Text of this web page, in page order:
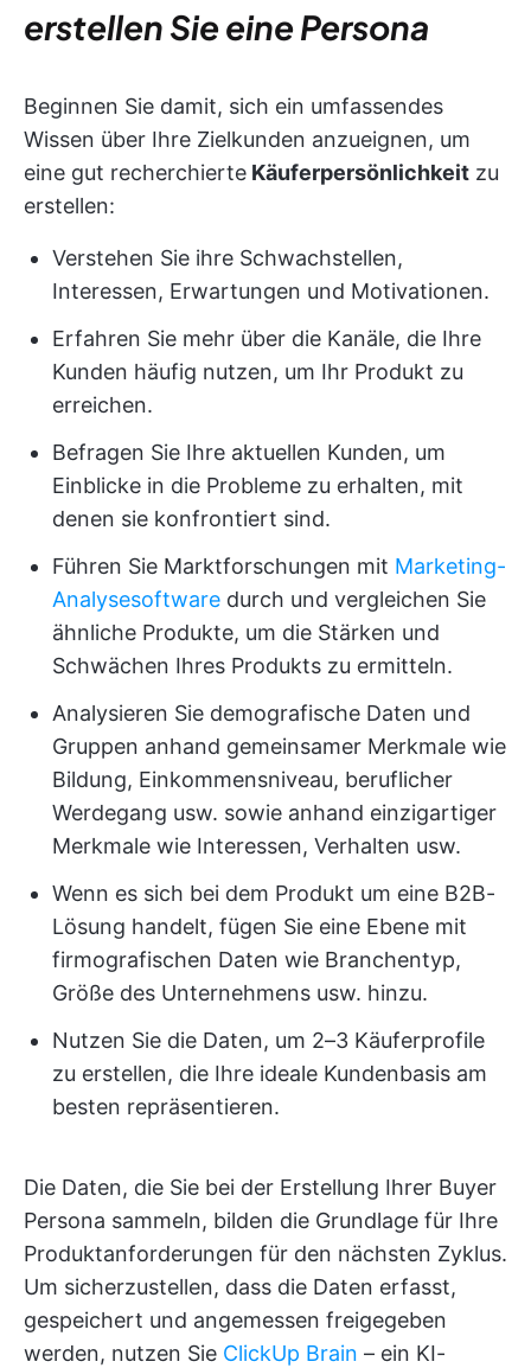
erstellen Sie eine Persona
Beginnen Sie damit, sich ein umfassendes
Wissen über Ihre Zielkunden anzueignen, um
eine gut recherchierte Käuferpersönlichkeit zu
erstellen:
Verstehen Sie ihre Schwachstellen,
Interessen, Erwartungen und Motivationen.
Erfahren Sie mehr über die Kanäle, die Ihre
Kunden häufig nutzen, um Ihr Produkt zu
erreichen.
Befragen Sie Ihre aktuellen Kunden, um
Einblicke in die Probleme zu erhalten, mit
denen sie konfrontiert sind.
Führen Sie Marktforschungen mit Marketing-
Analysesoftware durch und vergleichen Sie
ähnliche Produkte, um die Stärken und
Schwächen Ihres Produkts zu ermitteln.
Analysieren Sie demografische Daten und
Gruppen anhand gemeinsamer Merkmale wie
Bildung, Einkommensniveau, beruflicher
Werdegang usw. sowie anhand einzigartiger
Merkmale wie Interessen, Verhalten usw.
Wenn es sich bei dem Produkt um eine B2B-
Lösung handelt, fügen Sie eine Ebene mit
firmografischen Daten wie Branchentyp,
Größe des Unternehmens usw. hinzu.
Nutzen Sie die Daten, um 2–3 Käuferprofile
zu erstellen, die Ihre ideale Kundenbasis am
besten repräsentieren.
Die Daten, die Sie bei der Erstellung Ihrer Buyer
Persona sammeln, bilden die Grundlage für Ihre
Produktanforderungen für den nächsten Zyklus.
Um sicherzustellen, dass die Daten erfasst,
gespeichert und angemessen freigegeben
werden, nutzen Sie ClickUp Brain – ein KI-